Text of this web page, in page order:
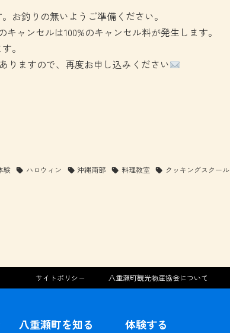
お釣りの無いようご準備ください。
ャンセルは100%のキャンセル料が発生します。
。
りますので、再度お申し込みください
験 ハロウィン 沖縄南部 料理教室 クッキングスクール
サイトポリシー 八重瀬町観光物産協会について
八重瀬町を知る 体験する